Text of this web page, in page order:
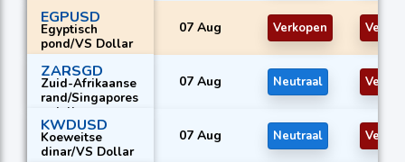
EGPUSD
Egyptisch
pond/VS Dollar
07 Aug Verkopen
ZARSGD
Zuid-Afrikaanse
rand/Singapores
e dollar
07 Aug Neutraal
KWDUSD
Koeweitse
dinar/VS Dollar
07 Aug Neutraal